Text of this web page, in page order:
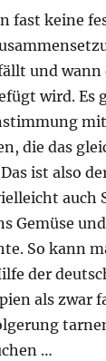
fast keine
und wann
wird. Es
die das
ist also
auch
Gemüse
So kann
der
als zwar
…